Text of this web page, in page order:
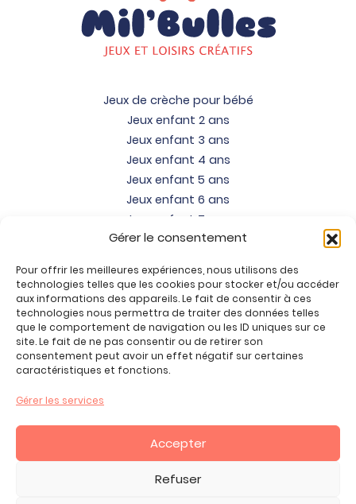
Gérer le consentement
Pour offrir les meilleures expériences, nous utilisons des
technologies telles que les cookies pour stocker et/ou accéder
aux informations des appareils. Le fait de consentir à ces
technologies nous permettra de traiter des données telles
que le comportement de navigation ou les ID uniques sur ce
site. Le fait de ne pas consentir ou de retirer son
consentement peut avoir un effet négatif sur certaines
caractéristiques et fonctions.
Gérer les services
Accepter
Refuser
Jeux de crèche pour bébé
Jeux enfant 2 ans
Jeux enfant 3 ans
Jeux enfant 4 ans
Jeux enfant 5 ans
Jeux enfant 6 ans
Jeux enfant 7 ans
Jeux enfant 8 ans
Jeux enfant 10 ans
Jeux enfant 11 ans
Jeux enfant 12 ans
Tous nos produits
Promos jeux de loisirs créatifs
Mon compte
CGV